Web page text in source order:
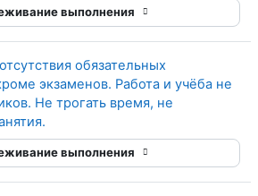
выполнения
обязательных
экзаменов. Работа и учёба не
Не трогать время, не
выполнения